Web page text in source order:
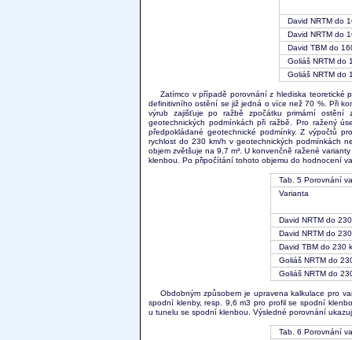
David NRTM do
David NRTM do
David TBM do
Goliáš NRTM do
Goliáš NRTM do
Zatímco v případě porovnání z hlediska teoretické
definitivního ostění se již jedná o více než 70 %. Při
výrub zajišťuje po ražbě zpočátku primární
geotechnických podmínkách při ražbě. Pro ražený
předpokládané geotechnické podmínky. Z výpočtů
rychlost do 230 km/h v geotechnických podmínkách
objem zvětšuje na 9,7 m³. U konvenčně ražené
klenbou. Po připočítání tohoto objemu do hodnocení
Tab. 5 Porovnání
Varianta
David NRTM do
David NRTM do
David TBM do 230
Goliáš NRTM do
Goliáš NRTM do
Obdobným způsobem je upravena kalkulace pro
spodní klenby, resp. 9,6 m3 pro profil se spodní
u tunelu se spodní klenbou. Výsledné porovnání
Tab. 6 Porovnání